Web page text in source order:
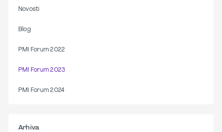
Novosti
Blog
PMI Forum 2022
PMI Forum 2023
PMI Forum 2024
Arhiva